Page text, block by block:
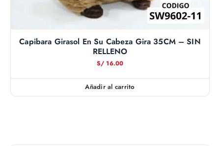
Capibara Girasol En Su Cabeza Gira 35CM – SIN
RELLENO
S/ 16.00
Añadir al carrito